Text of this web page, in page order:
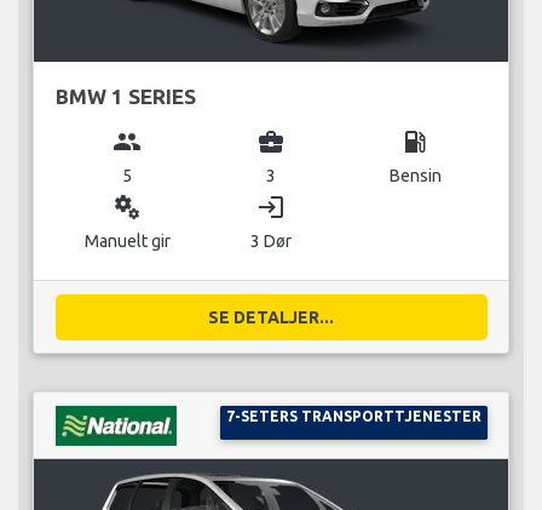
BMW 1 SERIES
group
5
business_center
3
local_gas_station
Bensin
miscellaneous_services
Manuelt gir
login
3 Dør
SE DETALJER...
7-SETERS TRANSPORTTJENESTER